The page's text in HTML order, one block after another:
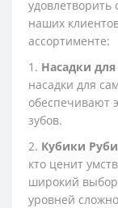
наших
ассортименте:
1. Насадки
насадки для
обеспечивают
зубов.
2. Кубики
кто ценит
широкий выбор
уровней